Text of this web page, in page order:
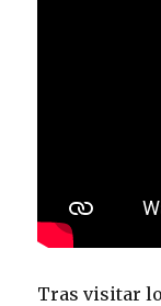
Tras visitar